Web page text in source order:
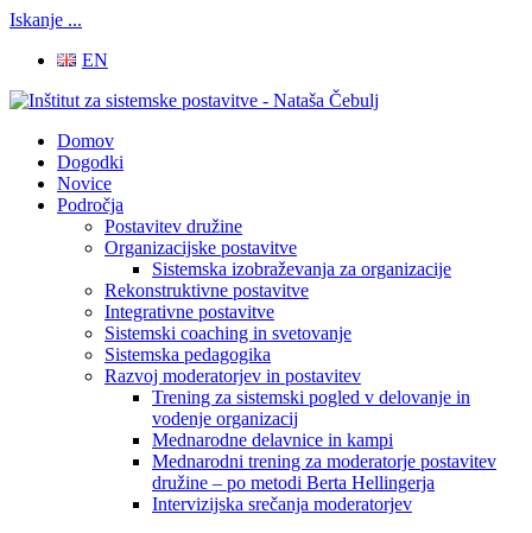
Iskanje ...
EN
Domov
Dogodki
Novice
Področja
Postavitev družine
Organizacijske postavitve
Sistemska izobraževanja za organizacije
Rekonstruktivne postavitve
Integrativne postavitve
Sistemski coaching in svetovanje
Sistemska pedagogika
Razvoj moderatorjev in postavitev
Trening za sistemski pogled v delovanje in
vodenje organizacij
Mednarodne delavnice in kampi
Mednarodni trening za moderatorje postavitev
družine – po metodi Berta Hellingerja
Intervizijska srečanja moderatorjev